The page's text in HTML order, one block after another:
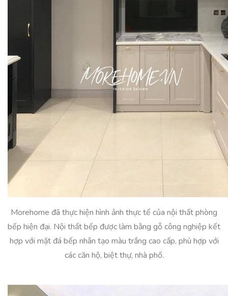
Morehome đã thực hiện hình ảnh thực tế của nội thất phòng
bếp hiện đại. Nội thất bếp được làm bằng gỗ công nghiệp kết
hợp với mặt đá bếp nhân tạo màu trắng cao cấp, phù hợp với
các căn hộ, biệt thự, nhà phố.